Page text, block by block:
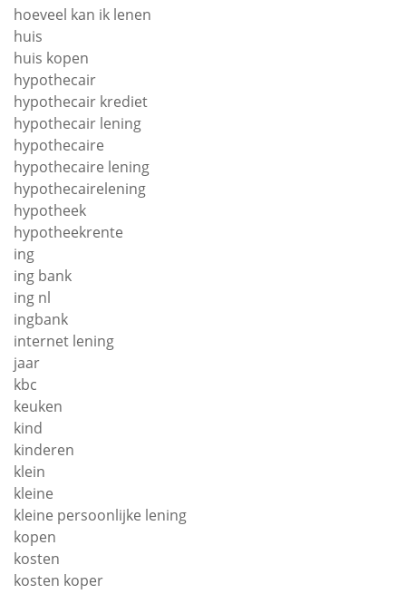
hoeveel kan ik lenen
huis
huis kopen
hypothecair
hypothecair krediet
hypothecair lening
hypothecaire
hypothecaire lening
hypothecairelening
hypotheek
hypotheekrente
ing
ing bank
ing nl
ingbank
internet lening
jaar
kbc
keuken
kind
kinderen
klein
kleine
kleine persoonlijke lening
kopen
kosten
kosten koper